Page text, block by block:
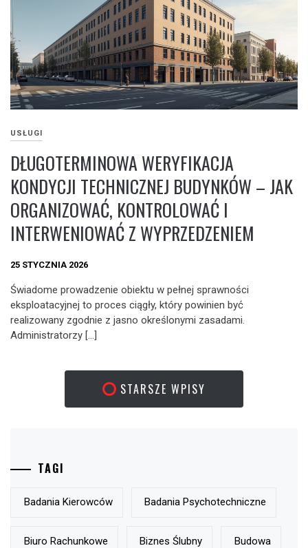
USŁUGI
DŁUGOTERMINOWA WERYFIKACJA
KONDYCJI TECHNICZNEJ BUDYNKÓW – JAK
ORGANIZOWAĆ, KONTROLOWAĆ I
INTERWENIOWAĆ Z WYPRZEDZENIEM
25 STYCZNIA 2026
Świadome prowadzenie obiektu w pełnej sprawności
eksploatacyjnej to proces ciągły, który powinien być
realizowany zgodnie z jasno określonymi zasadami.
Administratorzy […]
STARSZE WPISY
TAGI
Badania Kierowców Badania Psychotechniczne
Biuro Rachunkowe Biznes Ślubny Budowa